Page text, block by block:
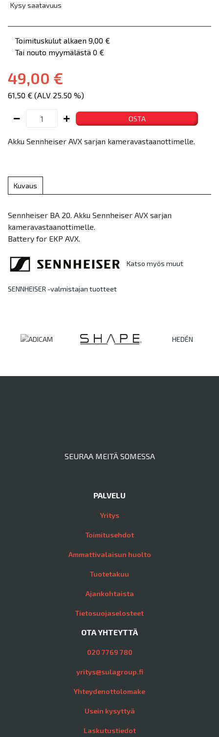
Kysy saatavuus
Toimituskulut alkaen 9,00 €
Tai nouto myymälästä 0 €
49,00 €
61,50 € (ALV 25.50 %)
OSTA
Akku Sennheiser AVX sarjan kameravastaanottimelle.
Kuvaus
Sennheiser BA 20. Akku Sennheiser AVX sarjan
kameravastaanottimelle.
Battery for EKP AVX.
Katso myös muut
SENNHEISER -valmistajan tuotteet
HEDÉN
SEURAA MEITÄ SOMESSA
PALVELU
Yritys
Toimitusehdot
Ammattivalaisun huolto
Tuotetakuu
Ajankohtaista
Tietosuojaselosteet
OTA YHTEYTTÄ
020 7769 780
yritys@sulagroup.fi
Yhteydenottolomake
Usein kysyttyä
Laskutustiedot